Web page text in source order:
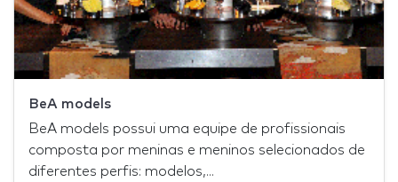
BeA models
BeA models possui uma equipe de profissionais
composta por meninas e meninos selecionados de
diferentes perfis: modelos,...